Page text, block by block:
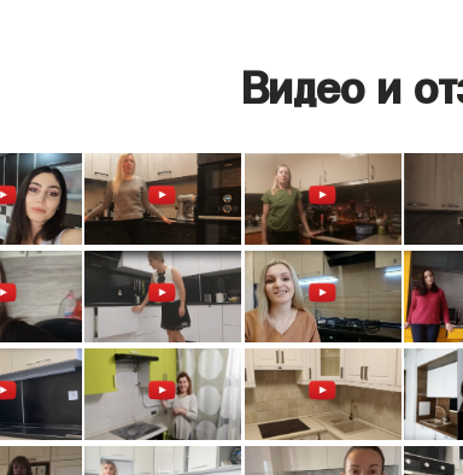
Видео и